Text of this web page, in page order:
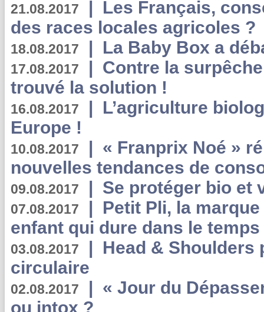
21.08.2017 | Les Français,
des races locales agricoles ?
18.08.2017 | La Baby Box a
17.08.2017 | Contre la
trouvé la solution !
16.08.2017 | L’agriculture
Europe !
10.08.2017 | « Franprix Noé »
nouvelles tendances de
09.08.2017 | Se protéger bio et
07.08.2017 | Petit Pli, la
enfant qui dure dans le temps
03.08.2017 | Head & Shoulders
circulaire
02.08.2017 | « Jour du
ou intox ?